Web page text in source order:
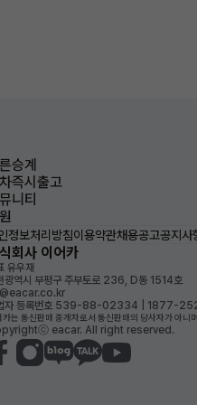
승계
즉시출고
니티
정보처리방침이용약관채용공고공지사
회사 이어카
유우재
광역시 부평구 주부토로 236, D동 1514호
자 등록번호 539-88-02334 | 1877-
카는 통신판매 중개자로서 통신판매의 당사자가 아니
eacar. All right reserved.